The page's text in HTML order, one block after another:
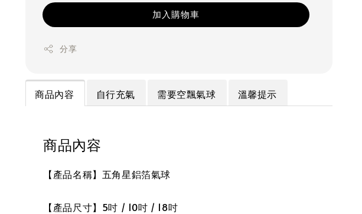
加入購物車
分享
商品內容 自行充氣 需要空飄氣球 溫馨提示
商品內容
【產品名稱】五角星鋁箔氣球
【產品尺寸】5吋 / 10吋 / 18吋